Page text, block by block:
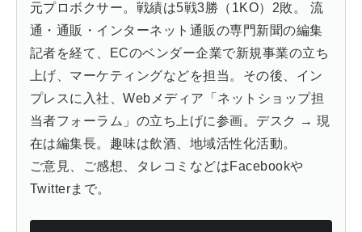
元プロボクサー。戦績は5戦3勝（1KO）2敗。 流
通・通販・インターネット通販の専門新聞の編集
記者を経て、ECのベンダー企業で新規事業の立ち
上げ、マーケティングなどを担当。その後、イン
プレスに入社、Webメディア「ネットショップ担
当者フォーラム」の立ち上げに参画。デスク → 現
在は編集長。趣味は飲酒、地域活性化活動。
ご意見、ご感想、タレコミなどはFacebookや
Twitterまで。